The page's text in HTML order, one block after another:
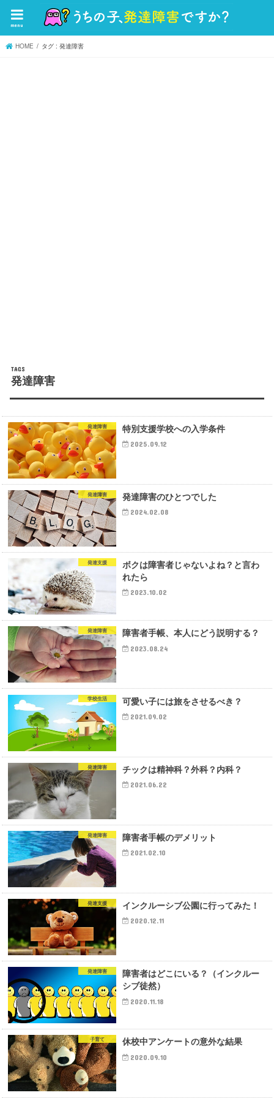
menu
HOME タグ : 発達障害
発達障害
発達障害 特別支援学校への入学条件
2025.09.12
発達障害 発達障害のひとつでした
2024.02.08
発達支援
ボクは障害者じゃないよね？と言わ
れたら
2023.10.02
発達障害 障害者手帳、本人にどう説明する？
2023.08.24
学校生活 可愛い子には旅をさせるべき？
2021.09.02
発達障害 チックは精神科？外科？内科？
2021.06.22
発達障害 障害者手帳のデメリット
2021.02.10
発達支援 インクルーシブ公園に行ってみた！
2020.12.11
発達障害
障害者はどこにいる？（インクルー
シブ徒然）
2020.11.18
子育て 休校中アンケートの意外な結果
2020.09.10